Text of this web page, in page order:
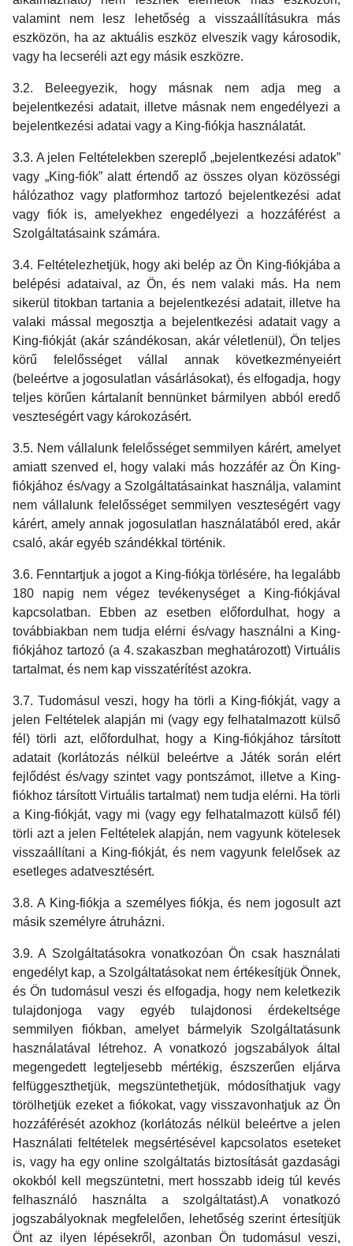
valamint nem lesz lehetőség a visszaállításukra más
eszközön, ha az aktuális eszköz elveszik vagy károsodik,
vagy ha lecseréli azt egy másik eszközre.
3.2. Beleegyezik, hogy másnak nem adja meg a
bejelentkezési adatait, illetve másnak nem engedélyezi a
bejelentkezési adatai vagy a King-fiókja használatát.
3.3. A jelen Feltételekben szereplő „bejelentkezési adatok”
vagy „King-fiók” alatt értendő az összes olyan közösségi
hálózathoz vagy platformhoz tartozó bejelentkezési adat
vagy fiók is, amelyekhez engedélyezi a hozzáférést a
Szolgáltatásaink számára.
3.4. Feltételezhetjük, hogy aki belép az Ön King-fiókjába a
belépési adataival, az Ön, és nem valaki más. Ha nem
sikerül titokban tartania a bejelentkezési adatait, illetve ha
valaki mással megosztja a bejelentkezési adatait vagy a
King-fiókját (akár szándékosan, akár véletlenül), Ön teljes
körű felelősséget vállal annak következményeiért
(beleértve a jogosulatlan vásárlásokat), és elfogadja, hogy
teljes körűen kártalanít bennünket bármilyen abból eredő
veszteségért vagy károkozásért.
3.5. Nem vállalunk felelősséget semmilyen kárért, amelyet
amiatt szenved el, hogy valaki más hozzáfér az Ön King-
fiókjához és/vagy a Szolgáltatásainkat használja, valamint
nem vállalunk felelősséget semmilyen veszteségért vagy
kárért, amely annak jogosulatlan használatából ered, akár
csaló, akár egyéb szándékkal történik.
3.6. Fenntartjuk a jogot a King-fiókja törlésére, ha legalább
180 napig nem végez tevékenységet a King-fiókjával
kapcsolatban. Ebben az esetben előfordulhat, hogy a
továbbiakban nem tudja elérni és/vagy használni a King-
fiókjához tartozó (a 4. szakaszban meghatározott) Virtuális
tartalmat, és nem kap visszatérítést azokra.
3.7. Tudomásul veszi, hogy ha törli a King-fiókját, vagy a
jelen Feltételek alapján mi (vagy egy felhatalmazott külső
fél) törli azt, előfordulhat, hogy a King-fiókjához társított
adatait (korlátozás nélkül beleértve a Játék során elért
fejlődést és/vagy szintet vagy pontszámot, illetve a King-
fiókhoz társított Virtuális tartalmat) nem tudja elérni. Ha törli
a King-fiókját, vagy mi (vagy egy felhatalmazott külső fél)
törli azt a jelen Feltételek alapján, nem vagyunk kötelesek
visszaállítani a King-fiókját, és nem vagyunk felelősek az
esetleges adatvesztésért.
3.8. A King-fiókja a személyes fiókja, és nem jogosult azt
másik személyre átruházni.
3.9. A Szolgáltatásokra vonatkozóan Ön csak használati
engedélyt kap, a Szolgáltatásokat nem értékesítjük Önnek,
és Ön tudomásul veszi és elfogadja, hogy nem keletkezik
tulajdonjoga vagy egyéb tulajdonosi érdekeltsége
semmilyen fiókban, amelyet bármelyik Szolgáltatásunk
használatával létrehoz. A vonatkozó jogszabályok által
megengedett legteljesebb mértékig, észszerűen eljárva
felfüggeszthetjük, megszüntethetjük, módosíthatjuk vagy
törölhetjük ezeket a fiókokat, vagy visszavonhatjuk az Ön
hozzáférését azokhoz (korlátozás nélkül beleértve a jelen
Használati feltételek megsértésével kapcsolatos eseteket
is, vagy ha egy online szolgáltatás biztosítását gazdasági
okokból kell megszüntetni, mert hosszabb ideig túl kevés
felhasználó használta a szolgáltatást).A vonatkozó
jogszabályoknak megfelelően, lehetőség szerint értesítjük
Önt az ilyen lépésekről, azonban Ön tudomásul veszi,